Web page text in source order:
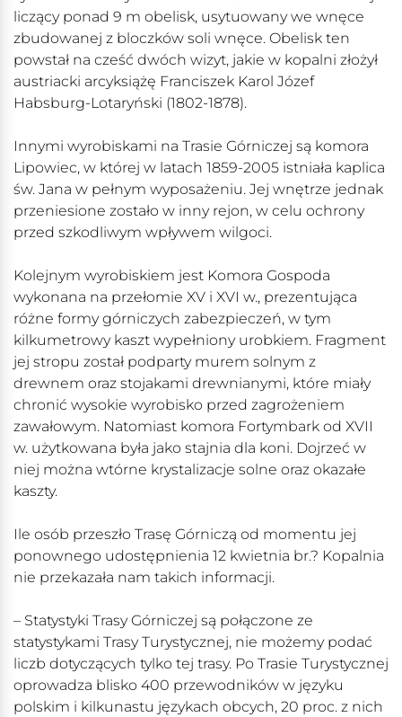
liczący ponad 9 m obelisk, usytuowany we wnęce
zbudowanej z bloczków soli wnęce. Obelisk ten
powstał na cześć dwóch wizyt, jakie w kopalni złożył
austriacki arcyksiążę Franciszek Karol Józef
Habsburg-Lotaryński (1802-1878).
Innymi wyrobiskami na Trasie Górniczej są komora
Lipowiec, w której w latach 1859-2005 istniała kaplica
św. Jana w pełnym wyposażeniu. Jej wnętrze jednak
przeniesione zostało w inny rejon, w celu ochrony
przed szkodliwym wpływem wilgoci.
Kolejnym wyrobiskiem jest Komora Gospoda
wykonana na przełomie XV i XVI w., prezentująca
różne formy górniczych zabezpieczeń, w tym
kilkumetrowy kaszt wypełniony urobkiem. Fragment
jej stropu został podparty murem solnym z
drewnem oraz stojakami drewnianymi, które miały
chronić wysokie wyrobisko przed zagrożeniem
zawałowym. Natomiast komora Fortymbark od XVII
w. użytkowana była jako stajnia dla koni. Dojrzeć w
niej można wtórne krystalizacje solne oraz okazałe
kaszty.
Ile osób przeszło Trasę Górniczą od momentu jej
ponownego udostępnienia 12 kwietnia br.? Kopalnia
nie przekazała nam takich informacji.
– Statystyki Trasy Górniczej są połączone ze
statystykami Trasy Turystycznej, nie możemy podać
liczb dotyczących tylko tej trasy. Po Trasie Turystycznej
oprowadza blisko 400 przewodników w języku
polskim i kilkunastu językach obcych, 20 proc. z nich